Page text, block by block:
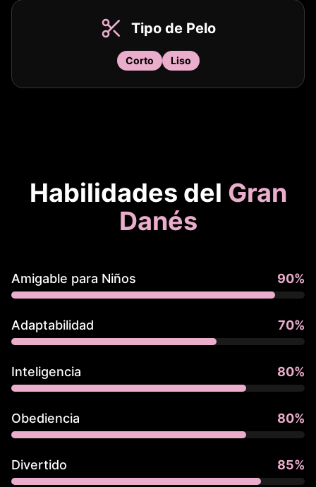
Tipo de Pelo
Corto Liso
Habilidades del Gran
Danés
Amigable para Niños 90%
Adaptabilidad 70%
Inteligencia 80%
Obediencia 80%
Divertido 85%